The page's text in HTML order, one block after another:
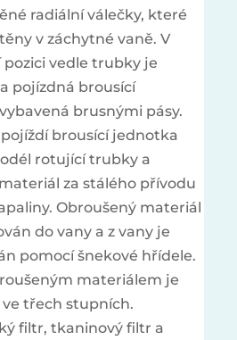
radiální válečky, které
v záchytné vaně. V
pozici vedle trubky je
pojízdná brousící
brusnými pásy.
brousící jednotka
rotující trubky a
za stálého přívodu
Obroušený materiál
do vany a z vany je
pomocí šnekové hřídele.
materiálem je
třech stupních.
filtr, tkaninový filtr a